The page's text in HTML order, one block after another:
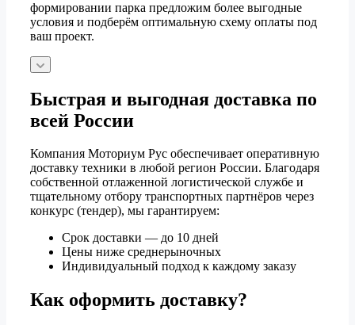
формировании парка предложим более выгодные
условия и подберём оптимальную схему оплаты под
ваш проект.
Быстрая и выгодная доставка по
всей России
Компания Моториум Рус обеспечивает оперативную
доставку техники в любой регион России. Благодаря
собственной отлаженной логистической службе и
тщательному отбору транспортных партнёров через
конкурс (тендер), мы гарантируем:
Срок доставки — до 10 дней
Цены ниже среднерыночных
Индивидуальный подход к каждому заказу
Как оформить доставку?